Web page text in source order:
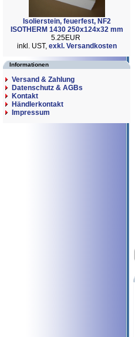
Isolierstein, feuerfest, NF2
ISOTHERM 1430 250x124x32 mm
5.25EUR
inkl. UST, exkl. Versandkosten
Informationen
Versand & Zahlung
Datenschutz & AGBs
Kontakt
Händlerkontakt
Impressum